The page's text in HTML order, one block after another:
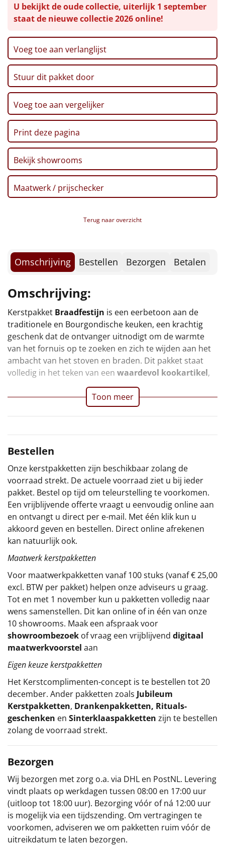
Uniek
Alle thema's
Artikel
Hitster NIEUW
Pizzarette
Tas
Wake up light
NIEUW
Borrelplank
Warmtekussen
NIEUW
POPULAIR
Deken (fleece plaid)
Alle artikelen
Overige
Ideeën
Personeel
Sinterklaaspakketten
Particulier
Relatiegeschenken
Cadeaubon
Per stuk
Alle overige
Sultana, 3-pack, 43 gr
Twix, 50 gr
Pannenkoekenmix, 400 gr
Speculoos Koekjes, 25 gr
Verpakt in een feestelijke kerstdoos, 39 x 29 x 30 cm
U bekijkt de oude collectie, uiterlijk 1 september
staat de nieuwe collectie 2026 online!
Voeg toe aan verlanglijst
Stuur dit pakket door
Voeg toe aan vergelijker
Print deze pagina
Bekijk showrooms
Maatwerk / prijschecker
Terug naar overzicht
Omschrijving Bestellen Bezorgen Betalen
Omschrijving:
Kerstpakket Braadfestijn is een eerbetoon aan de
traditionele en Bourgondische keuken, een krachtig
geschenk dat de ontvanger uitnodigt om de warmte
van het fornuis op te zoeken en zich te wijden aan het
ambacht van het stoven en braden. Dit pakket staat
volledig in het teken van een waardevol kookartikel,
Toon meer
Bestellen
Onze kerstpakketten zijn beschikbaar zolang de
voorraad strekt. De actuele voorraad ziet u bij ieder
pakket. Bestel op tijd om teleurstelling te voorkomen.
Een vrijblijvende offerte vraagt u eenvoudig online aan
en ontvangt u direct per e-mail. Met één klik kun u
akkoord geven en bestellen. Direct online afrekenen
kan natuurlijk ook.
Maatwerk kerstpakketten
Voor maatwerkpakketten vanaf 100 stuks (vanaf € 25,00
excl. BTW per pakket) helpen onze adviseurs u graag.
Tot en met 1 november kun u pakketten volledig naar
wens samenstellen. Dit kan online of in één van onze
10 showrooms. Maak een afspraak voor
showroombezoek of vraag een vrijblijvend digitaal
maatwerkvoorstel aan
Eigen keuze kerstpakketten
Het Kerstcomplimenten-concept is te bestellen tot 20
december. Ander pakketten zoals Jubileum
Kerstpakketten, Drankenpakketten, Rituals-
geschenken en Sinterklaaspakketten zijn te bestellen
zolang de voorraad strekt.
Bezorgen
Wij bezorgen met zorg o.a. via DHL en PostNL. Levering
vindt plaats op werkdagen tussen 08:00 en 17:00 uur
(uitloop tot 18:00 uur). Bezorging vóór of ná 12:00 uur
is mogelijk via een tijdszending. Om vertragingen te
voorkomen, adviseren we om pakketten ruim vóór de
uitreikdatum te laten bezorgen.